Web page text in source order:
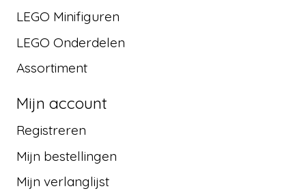
LEGO Minifiguren
LEGO Onderdelen
Assortiment
Mijn account
Registreren
Mijn bestellingen
Mijn verlanglijst